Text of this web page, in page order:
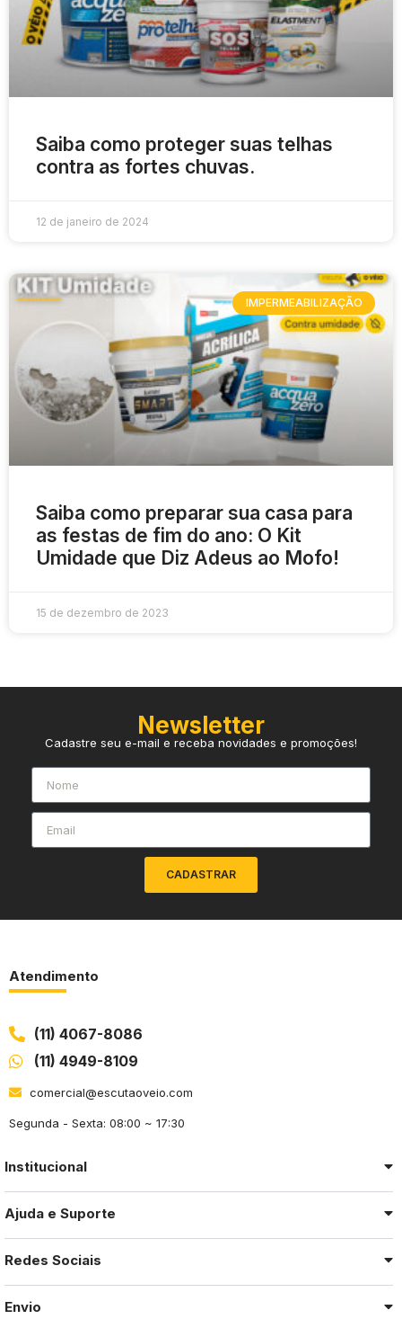
Saiba como proteger suas telhas
contra as fortes chuvas.
12 de janeiro de 2024
IMPERMEABILIZAÇÃO
Saiba como preparar sua casa para
as festas de fim do ano: O Kit
Umidade que Diz Adeus ao Mofo!
15 de dezembro de 2023
Newsletter
Cadastre seu e-mail e receba novidades e promoções!
CADASTRAR
Atendimento
(11) 4067-8086
(11) 4949-8109
comercial@escutaoveio.com
Segunda - Sexta: 08:00 ~ 17:30
Institucional
Ajuda e Suporte
Redes Sociais
Envio